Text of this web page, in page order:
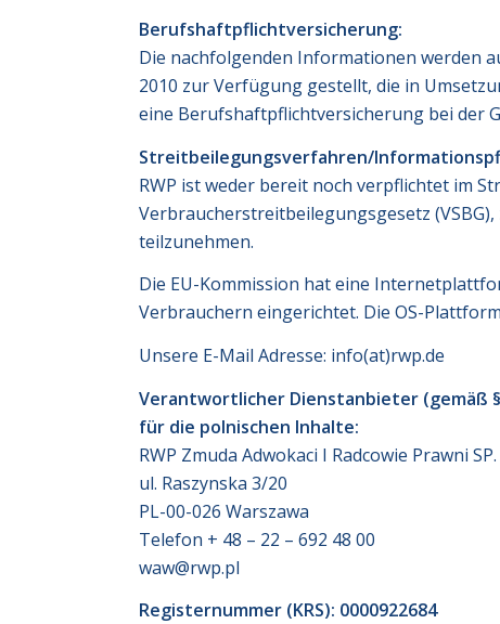
Berufshaftpflichtversicherung:
Die nachfolgenden Informationen werden
2010 zur Verfügung gestellt, die in
eine Berufshaftpflichtversicherung bei der
Streitbeilegungsverfahren/
RWP ist weder bereit noch verpflichtet im
Verbraucherstreitbeilegungsgesetz
teilzunehmen.
Die EU-Kommission hat eine
Verbrauchern eingerichtet. Die OS-
Unsere E-Mail Adresse: info(at)rwp.de
Verantwortlicher Dienstanbieter (gemäß §
für die polnischen Inhalte:
RWP Zmuda Adwokaci I Radcowie Prawni SP.
ul. Raszynska 3/20
PL-00-026 Warszawa
Telefon + 48 – 22 – 692 48 00
waw@rwp.pl
Registernummer (KRS): 0000922684